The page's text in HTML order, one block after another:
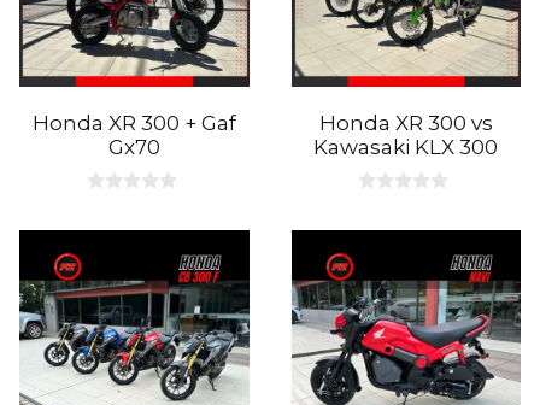
Honda XR 300 + Gaf
Gx70
Honda XR 300 vs
Kawasaki KLX 300